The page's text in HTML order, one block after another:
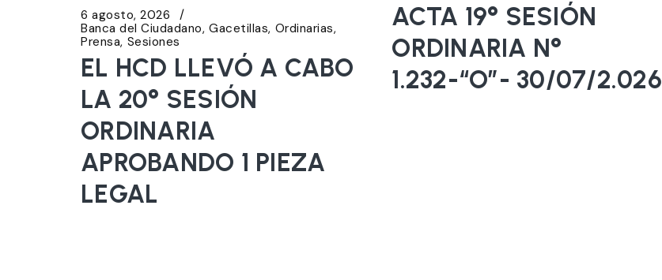
6 agosto, 2026
Banca del Ciudadano Gacetillas Ordinarias
Prensa Sesiones
EL HCD LLEVÓ A CABO
LA 20° SESIÓN
ORDINARIA
APROBANDO 1 PIEZA
LEGAL
ACTA 19° SESIÓN
ORDINARIA N°
1.232-“O”- 30/07/2.026